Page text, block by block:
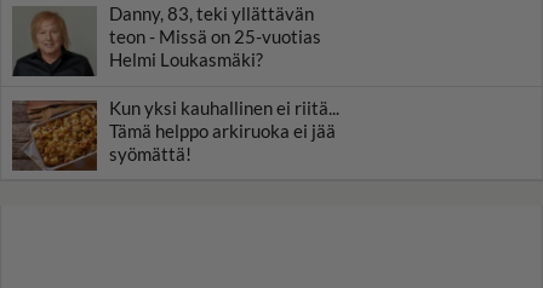
Danny, 83, teki yllättävän
teon - Missä on 25-vuotias
Helmi Loukasmäki?
Kun yksi kauhallinen ei riitä...
Tämä helppo arkiruoka ei jää
syömättä!